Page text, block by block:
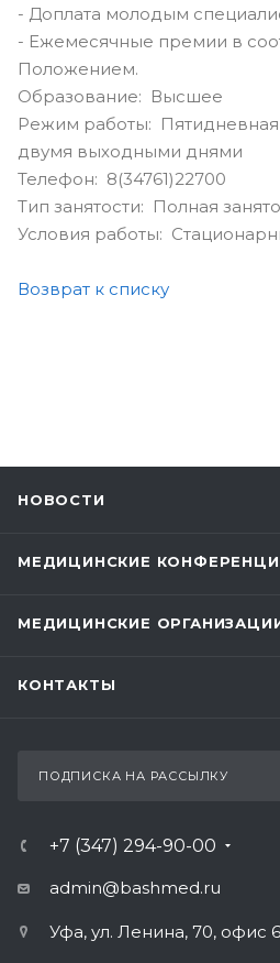
- Доплата молодым
- Ежемесячные премии в
Положением.
Образование: Высшее
Режим работы: Пятидневная
двумя выходными днями
Телефон: 8(34761)22700
Тип занятости: Полная
Условия работы:
Возврат к списку
НОВОСТИ
МЕДИЦИНСКИЕ
МЕДИЦИНСКИЕ
КОНТАКТЫ
ПОДПИСКА НА РАССЫЛКУ
+7 (347) 294-90-00
admin@bashmed.ru
Уфа, ул. Ленина, 70, офис